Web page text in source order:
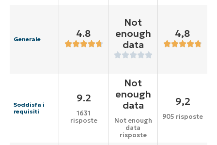
Generale 4.8
Not
enough
data
4,8
Soddisfa i
requisiti
9.2
1631
risposte
Not
enough
data
Not enough
data
risposte
9,2
905 risposte